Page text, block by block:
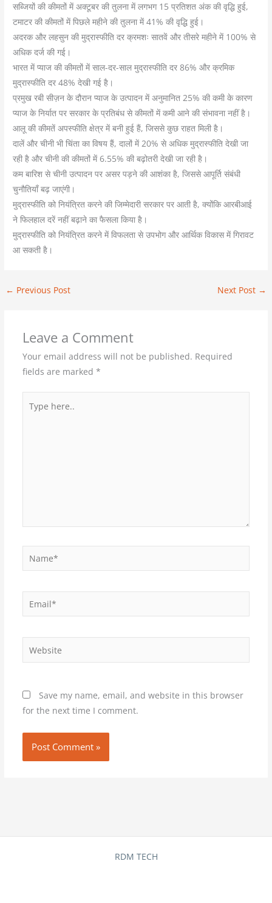
सब्जियों की कीमतों में अक्टूबर की तुलना में लगभग 15 प्रतिशत अंक की वृद्धि हुई,
टमाटर की कीमतों में पिछले महीने की तुलना में 41% की वृद्धि हुई।
अदरक और लहसुन की मुद्रास्फीति दर क्रमशः सातवें और तीसरे महीने में 100% से
अधिक दर्ज की गई।
भारत में प्याज की कीमतों में साल-दर-साल मुद्रास्फीति दर 86% और क्रमिक
मुद्रास्फीति दर 48% देखी गई है।
प्रमुख रबी सीज़न के दौरान प्याज के उत्पादन में अनुमानित 25% की कमी के कारण
प्याज के निर्यात पर सरकार के प्रतिबंध से कीमतों में कमी आने की संभावना नहीं है।
आलू की कीमतें अपस्फीति क्षेत्र में बनी हुई हैं, जिससे कुछ राहत मिली है।
दालें और चीनी भी चिंता का विषय हैं, दालों में 20% से अधिक मुद्रास्फीति देखी जा
रही है और चीनी की कीमतों में 6.55% की बढ़ोतरी देखी जा रही है।
कम बारिश से चीनी उत्पादन पर असर पड़ने की आशंका है, जिससे आपूर्ति संबंधी
चुनौतियाँ बढ़ जाएंगी।
मुद्रास्फीति को नियंत्रित करने की जिम्मेदारी सरकार पर आती है, क्योंकि आरबीआई
ने फिलहाल दरें नहीं बढ़ाने का फैसला किया है।
मुद्रास्फीति को नियंत्रित करने में विफलता से उपभोग और आर्थिक विकास में गिरावट
आ सकती है।
← Previous Post Next Post →
Leave a Comment
Your email address will not be published. Required
fields are marked *
here..
Email*
Website
Save my name, email, and website in this browser
for the next time I comment.
RDM TECH